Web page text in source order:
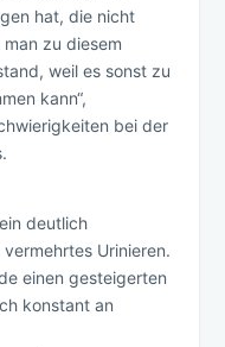
hat, die nicht
zu diesem
weil es sonst zu
kann“,
bei der
deutlich
Urinieren.
einen gesteigerten
konstant an